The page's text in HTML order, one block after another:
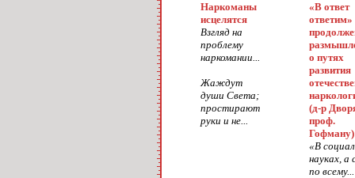
Наркоманы
исцелятся
Взгляд на
проблему
наркомании...
Жаждут
души Света;
простирают
руки и не...
«В ответ
ответим»
о путях
развития
(д-р
проф.
Гофману)
«В
науках, а
по всему...